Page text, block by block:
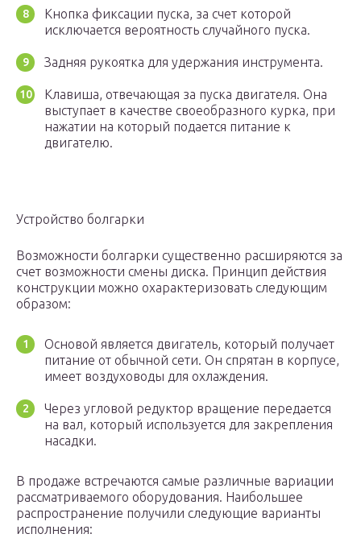
Кнопка фиксации пуска, за счет которой
исключается вероятность случайного пуска.
Задняя рукоятка для удержания инструмента.
Клавиша, отвечающая за пуска двигателя. Она
выступает в качестве своеобразного курка, при
нажатии на который подается питание к
двигателю.
Устройство болгарки
Возможности болгарки существенно расширяются за
счет возможности смены диска. Принцип действия
конструкции можно охарактеризовать следующим
образом:
Основой является двигатель, который получает
питание от обычной сети. Он спрятан в корпусе,
имеет воздуховоды для охлаждения.
Через угловой редуктор вращение передается
на вал, который используется для закрепления
насадки.
В продаже встречаются самые различные вариации
рассматриваемого оборудования. Наибольшее
распространение получили следующие варианты
исполнения: